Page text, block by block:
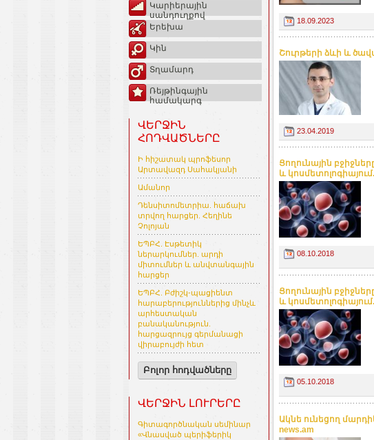
Կարիերային
սանդուղքով
Երեխա
Կին
Տղամարդ
Ռեյթինգային
համակարգ
ՎԵՐՋԻՆ
ՀՈԴՎԱԾՆԵՐԸ
Ի հիշատակ պրոֆեսոր
Արտավազդ Սահակյանի
Ամանոր
Դենսիտոմետրիա. հաճախ
տրվող հարցեր. Հեղինե
Չոլոյան
ԵՊԲՀ. Էսթետիկ
ներարկումներ. արդի
միտումներ և անվտանգային
հարցեր
ԵՊԲՀ. Բժիշկ-պացիենտ
հարաբերություններից մինչև
արհեստական
բանականություն.
հարցազրույց գերմանացի
վիրաբույժի հետ
Բոլոր հոդվածները
ՎԵՐՋԻՆ ԼՈՒՐԵՐԸ
Գիտագործնական սեմինար
«Վնասված պերիֆերիկ
18.09.2023
Շուրթերի ձևի և
23.04.2019
Ցողունային
և
08.10.2018
Ցողունային
և
05.10.2018
Ակնե ունեցող
news.am